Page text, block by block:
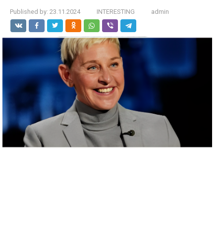
Published by: 23.11.2024 INTERESTING admin